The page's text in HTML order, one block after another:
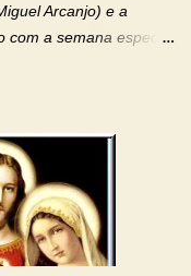
Arcanjo) e a
com a semana especial
deixe nossa
Seu divino manto.
Creia! Adriana-
Drogas (São Miguel
Teu Filho Jesus,